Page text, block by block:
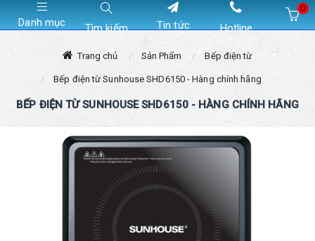
Danh mục Tìm kiếm Tin tức Hotline
0
Trang chủ Sản Phẩm Bếp điện từ
Bếp điện từ Sunhouse SHD6150 - Hàng chính hãng
BẾP ĐIỆN TỪ SUNHOUSE SHD6150 - HÀNG CHÍNH HÃNG